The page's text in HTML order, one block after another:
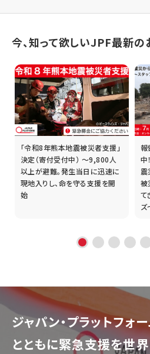
今、知って欲しいJPF最新の
「令和8年熊本地震被災者支援」
決定（寄付受付中） ～9,800人
以上が避難。発生当日に迅速に
現地入りし、命を守る支援を開
始
報
中
震
被
て
ズ
ジャパン・プラットフォ
とともに緊急支援を世